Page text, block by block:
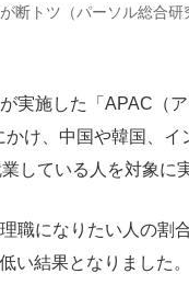
断トツ（パーソル総合
実施した「APAC（
かけ、中国や韓国、
している人を対象に
職になりたい人の割
い結果となりました